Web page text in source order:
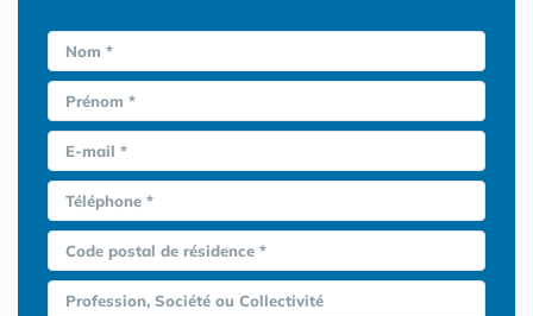
Nom *
Prénom *
E-mail *
Téléphone *
Code postal de résidence *
Profession, Société ou Collectivité